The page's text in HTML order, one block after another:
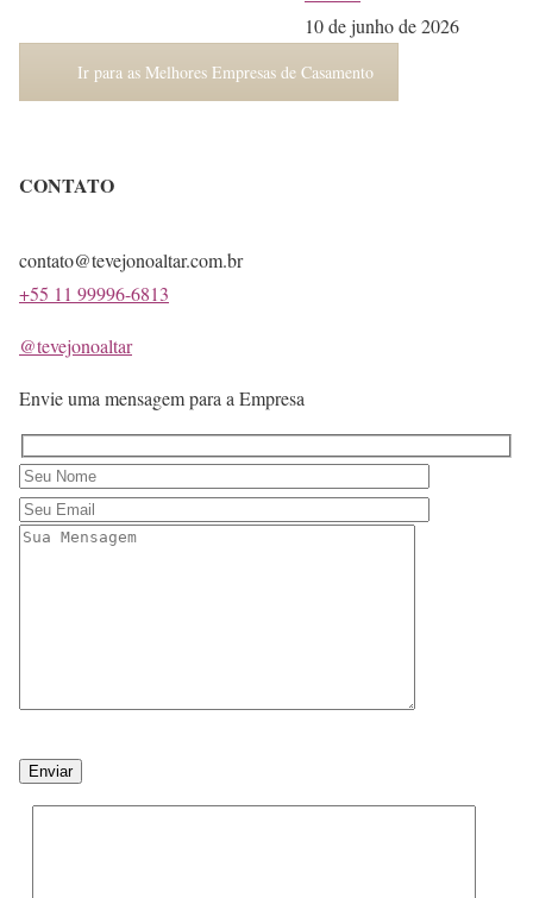
10 de junho de 2026
Ir para as Melhores Empresas de Casamento
CONTATO
contato@tevejonoaltar.com.br
+55 11 99996-6813
@tevejonoaltar
Envie uma mensagem para a Empresa